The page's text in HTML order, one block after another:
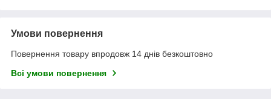
Умови повернення
Повернення товару впродовж 14 днів безкоштовно
Всі умови повернення